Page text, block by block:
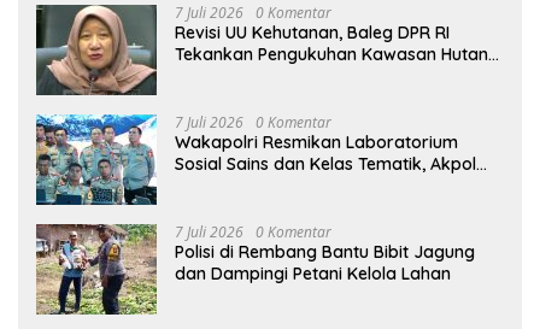
7 Juli 2026 0 Komentar
Revisi UU Kehutanan, Baleg DPR RI
Tekankan Pengukuhan Kawasan Hutan
7 Juli 2026 0 Komentar
Wakapolri Resmikan Laboratorium
Sosial Sains dan Kelas Tematik, Akpol
7 Juli 2026 0 Komentar
Polisi di Rembang Bantu Bibit Jagung
dan Dampingi Petani Kelola Lahan